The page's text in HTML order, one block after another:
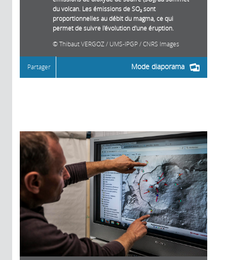
du volcan. Les émissions de SO₂ sont
proportionnelles au débit du magma, ce qui
permet de suivre l'évolution d'une éruption.
Thibaut VERGOZ / UMS-IPGP / CNRS Images
Mode diaporama
Partager